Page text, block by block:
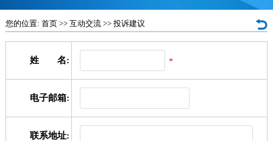
您的位置: 首页>> 互动交流>> 投诉建议
姓 名: *
电子邮箱:
联系地址: